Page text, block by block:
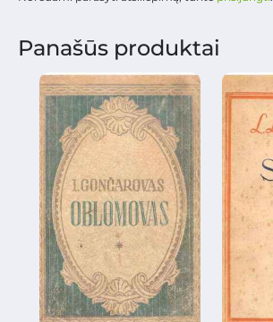
Panašūs produktai